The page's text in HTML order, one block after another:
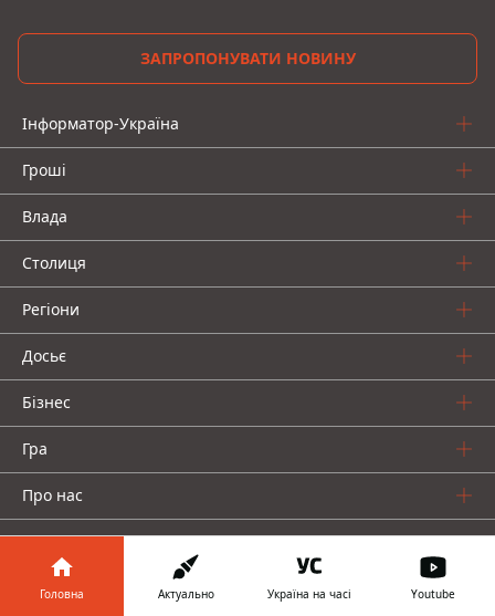
ЗАПРОПОНУВАТИ НОВИНУ
Інформатор-Україна
Гроші
Влада
Столиця
Регіони
Досьє
Бізнес
Гра
Про нас
Головна Актуально Україна на часі Youtube